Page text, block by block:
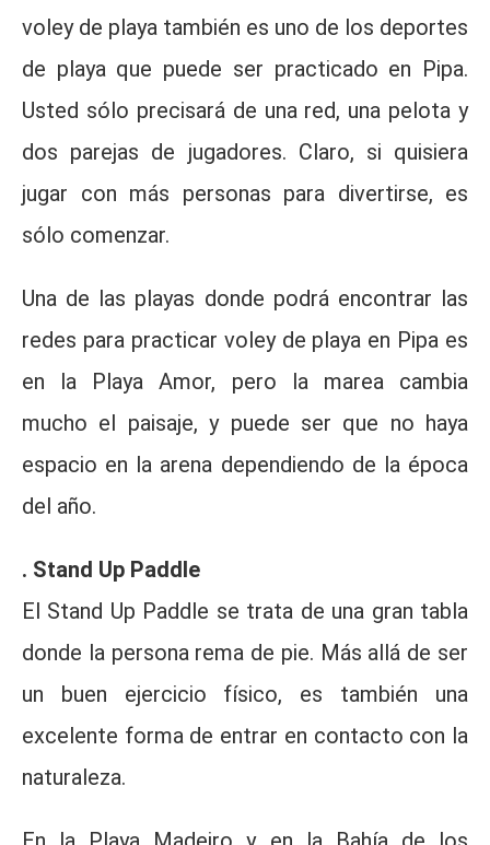
voley de playa también es uno de los deportes
de playa que puede ser practicado en Pipa.
Usted sólo precisará de una red, una pelota y
dos parejas de jugadores. Claro, si quisiera
jugar con más personas para divertirse, es
sólo comenzar.
Una de las playas donde podrá encontrar las
redes para practicar voley de playa en Pipa es
en la Playa Amor, pero la marea cambia
mucho el paisaje, y puede ser que no haya
espacio en la arena dependiendo de la época
del año.
. Stand Up Paddle
El Stand Up Paddle se trata de una gran tabla
donde la persona rema de pie. Más allá de ser
un buen ejercicio físico, es también una
excelente forma de entrar en contacto con la
naturaleza.